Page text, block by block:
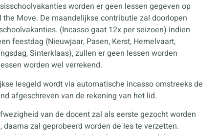
worden er geen lessen gegeven op
the Move. De maandelijkse contributie zal doorlopen
(Incasso gaat 12x per seizoen) Indien
feestdag (Nieuwjaar, Pasen, Kerst, Hemelvaart,
Sinterklaas), zullen er geen lessen worden
worden wel verrekend.
lesgeld wordt via automatische incasso omstreeks de
afgeschreven van de rekening van het lid.
van de docent zal als eerste gezocht worden
daarna zal geprobeerd worden de les te verzetten.